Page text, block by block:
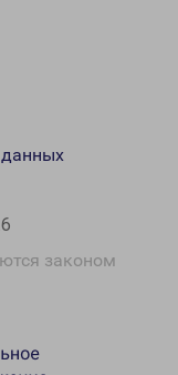
законом